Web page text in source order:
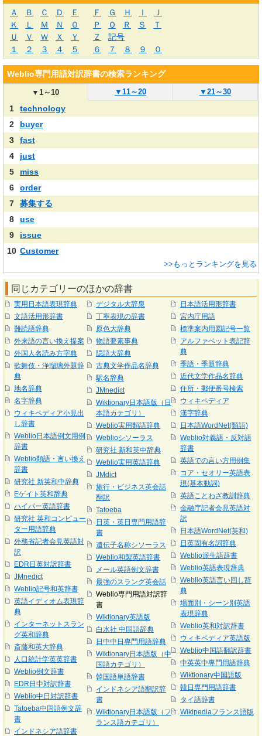
Ａ Ｂ Ｃ Ｄ Ｅ Ｆ Ｇ Ｈ Ｉ
Ｊ
Ｋ
Ｌ Ｍ Ｎ Ｏ Ｐ Ｑ Ｒ Ｓ
Ｔ
Ｕ
Ｖ Ｗ Ｘ Ｙ Ｚ
記号
１
２ ３ ４ ５ ６ ７ ８ ９ ０
Weblio専門用語対訳辞書の検索ランキング
▼1～10 ▼ 11～20 ▼ 21～30
1
technology
2
buyer
3
fast
4
just
5
miss
6
order
7
募集する
8
use
9
issue
10 Customer
>>もっとランキングを見る
同じカテゴリーのほかの辞書
実用日本語表現辞典
文語活用形辞書
難読語辞典
外来語の言い換え提案
外国人名読み方字典
歌舞伎・浄瑠璃外題辞
典
地名辞典
名字辞典
ウィキペディア小見出
し辞書
Weblio日本語例文用例
辞書
Weblio類語・言い換え
辞書
研究社 新英和中辞典
Eゲイト英和辞典
ハイパー英語辞書
研究社 英和コンピュー
ター用語辞典
外務省記者会見英語対
訳
EDR日英対訳辞書
JMnedict
Weblio記号和英辞書
英語イディオム表現辞
典
インターネットスラン
グ英和辞典
斎藤和英大辞典
人口統計学英英辞書
Weblio例文辞書
EDR日中対訳辞書
Weblio中日対訳辞書
Tatoeba中国語例文辞
書
インドネシア語辞書
デジタル大辞泉
丁寧表現の辞書
原色大辞典
物語要素事典
隠語大辞典
古典文学作品名辞典
駅名辞典
JMnedict
Wiktionary日本語版（日
本語カテゴリ）
Weblio実用類語辞典
Weblioシソーラス
研究社 新和英中辞典
Weblio実用英語辞典
JMdict
旅行・ビジネス英会話
翻訳
Tatoeba
日英・英日専門用語辞
書
遺伝子名称シソーラス
Weblio和製英語辞書
メール英語例文辞書
最強のスラング英会話
Weblio専門用語対訳辞
書
Wiktionary英語版
白水社 中国語辞典
日中中日専門用語辞典
Wiktionary日本語版（中
国語カテゴリ）
韓国語単語辞書
インドネシア語翻訳辞
書
Wiktionary日本語版（フ
ランス語カテゴリ）
日本語活用形辞書
宮内庁用語
標準案内用図記号一覧
アルファベット表記辞
典
季語・季題辞典
近代文学作品名辞典
住所・郵便番号検索
ウィキペディア
漢字辞典
日本語WordNet(類語)
Weblio対義語・反対語
辞書
英語での言い方用例集
コア・セオリー英語表
現(基本動詞)
英語ことわざ教訓辞典
金融庁記者会見英語対
訳
日本語WordNet(英和)
日英固有名詞辞典
Weblio派生語辞書
Weblio英語表現辞典
Weblio英語言い回し辞
典
場面別・シーン別英語
表現辞典
Weblio英和対訳辞書
ウィキペディア英語版
Weblio中国語翻訳辞書
中英英中専門用語辞典
Wiktionary中国語版
韓日専門用語辞書
タイ語辞書
Wikipediaフランス語版